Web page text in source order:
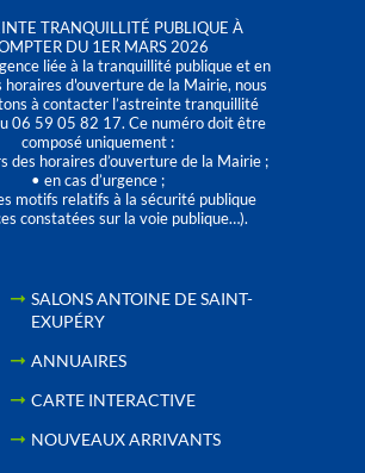
TRANQUILLITÉ PUBLIQUE À
DU 1ER MARS 2026
liée à la tranquillité publique et en
horaires d'ouverture de la Mairie, nous
à contacter l’astreinte tranquillité
06 59 05 82 17. Ce numéro doit être
composé uniquement :
des horaires d’ouverture de la Mairie ;
• en cas d’urgence ;
motifs relatifs à la sécurité publique
constatées sur la voie publique…).
SALONS ANTOINE DE SAINT-
EXUPÉRY
ANNUAIRES
CARTE INTERACTIVE
NOUVEAUX ARRIVANTS